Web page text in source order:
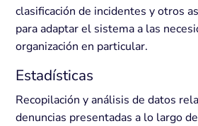
clasificación de incidentes y otros
para adaptar el sistema a las
organización en particular.
Estadísticas
Recopilación y análisis de datos
denuncias presentadas a lo largo